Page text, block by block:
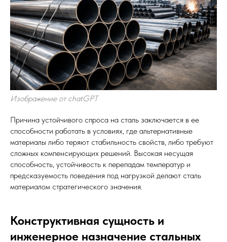
Изображение от chatGPT
Причина устойчивого спроса на сталь заключается в ее
способности работать в условиях, где альтернативные
материалы либо теряют стабильность свойств, либо требуют
сложных компенсирующих решений. Высокая несущая
способность, устойчивость к перепадам температур и
предсказуемость поведения под нагрузкой делают сталь
материалом стратегического значения.
Конструктивная сущность и
инженерное назначение стальных